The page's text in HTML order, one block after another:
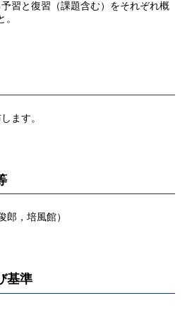
習と復習（課題含む）をそれぞれ概
ます。
郎，培風館）
基準